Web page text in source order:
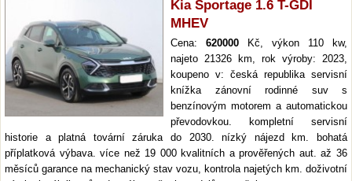
Kia Sportage 1.6 T-GDI
MHEV
Cena: 620000 Kč, výkon 110 kw,
najeto 21326 km, rok výroby: 2023,
koupeno v: česká republika servisní
knížka zánovní rodinné suv s
benzínovým motorem a automatickou
převodovkou. kompletní servisní
historie a platná tovární záruka do 2030. nízký nájezd km. bohatá
příplatková výbava. více než 19 000 kvalitních a prověřených aut. až 36
měsíců garance na mechanický stav vozu, kontrola najetých km. doživotní